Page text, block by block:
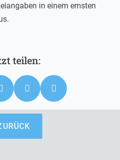
in einem ernsten